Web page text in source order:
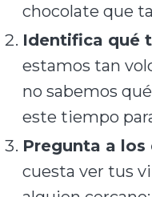
chocolate que
Identifica qué
estamos tan
no sabemos
este tiempo
Pregunta a los
cuesta ver tus